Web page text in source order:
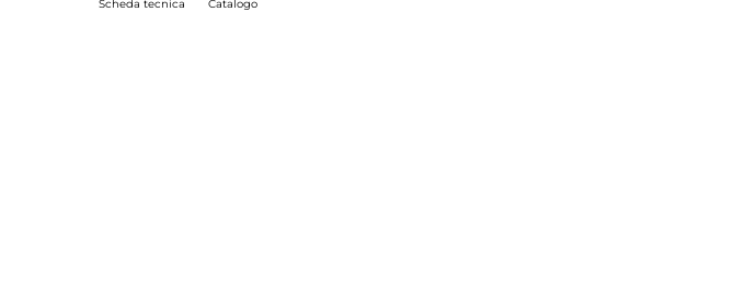
Scheda tecnica Catalogo